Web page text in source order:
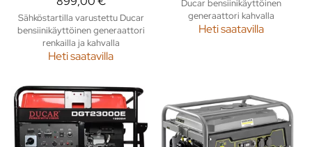
Sähköstartilla varustettu Ducar
bensiinikäyttöinen generaattori
renkailla ja kahvalla
Heti saatavilla
Ducar bensiinikäyttöinen
generaattori kahvalla
Heti saatavilla